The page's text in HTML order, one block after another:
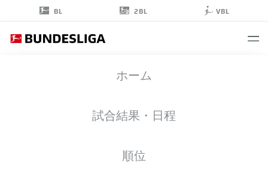
BL 2BL VBL
ホーム
試合結果・日程
順位